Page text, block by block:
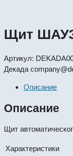
Щит
Артикул:
Декада
Описание
Описание
Щит
Характеристики